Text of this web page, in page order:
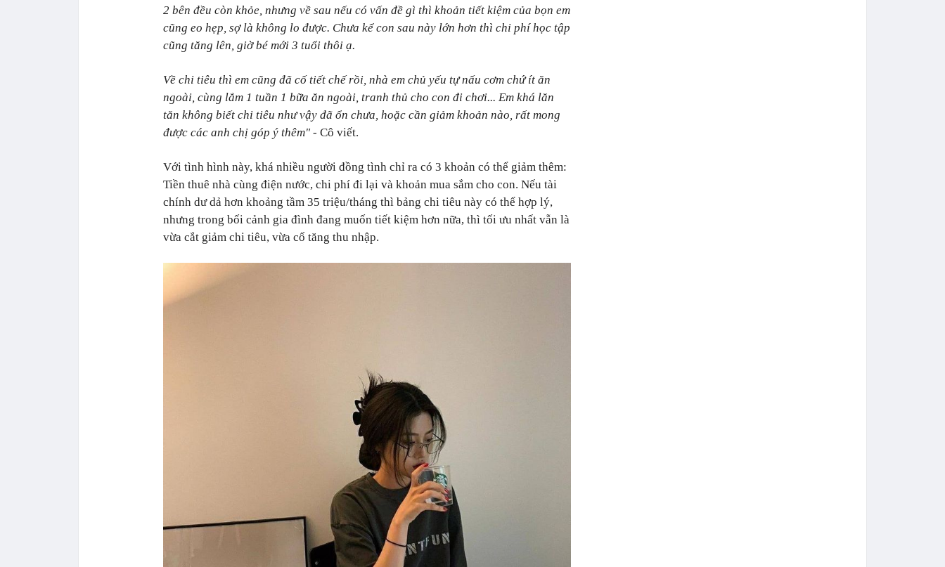
2 bên đều còn khỏe, nhưng về sau nếu có vấn đề gì thì khoản tiết kiệm của bọn em
cũng eo hẹp, sợ là không lo được. Chưa kể con sau này lớn hơn thì chi phí học tập
cũng tăng lên, giờ bé mới 3 tuổi thôi ạ.
Về chi tiêu thì em cũng đã cố tiết chế rồi, nhà em chủ yếu tự nấu cơm chứ ít ăn
ngoài, cùng lắm 1 tuần 1 bữa ăn ngoài, tranh thủ cho con đi chơi... Em khá lăn
tăn không biết chi tiêu như vậy đã ổn chưa, hoặc cần giảm khoản nào, rất mong
được các anh chị góp ý thêm" - Cô viết.
Với tình hình này, khá nhiều người đồng tình chỉ ra có 3 khoản có thể giảm thêm:
Tiền thuê nhà cùng điện nước, chi phí đi lại và khoản mua sắm cho con. Nếu tài
chính dư dả hơn khoảng tầm 35 triệu/tháng thì bảng chi tiêu này có thể hợp lý,
nhưng trong bối cảnh gia đình đang muốn tiết kiệm hơn nữa, thì tối ưu nhất vẫn là
vừa cắt giảm chi tiêu, vừa cố tăng thu nhập.